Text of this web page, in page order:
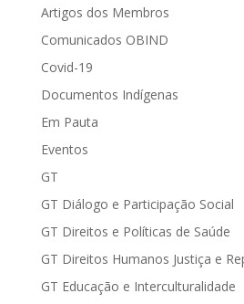
Artigos dos Membros
Comunicados OBIND
Covid-19
Documentos Indígenas
Em Pauta
Eventos
GT
GT Diálogo e Participação Social
GT Direitos e Políticas de Saúde
GT Direitos Humanos Justiça e
GT Educação e Interculturalidade